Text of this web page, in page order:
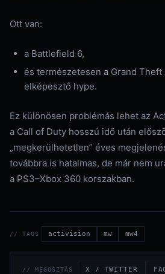
Ott van:
a Battlefield 6,
és természetesen a Grand Theft
elképesztő hype.
Ez különösen problémás lehet az
a Call of Duty hosszú idő után
„megkerülhetetlen” éves
továbbra is hatalmas, de már nem
a PS3–Xbox 360 korszakban.
// TAGS activision mw mw4
// MEGOSZTÁS X / TWITTER